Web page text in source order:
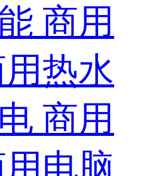
商用
热水
商用
电脑